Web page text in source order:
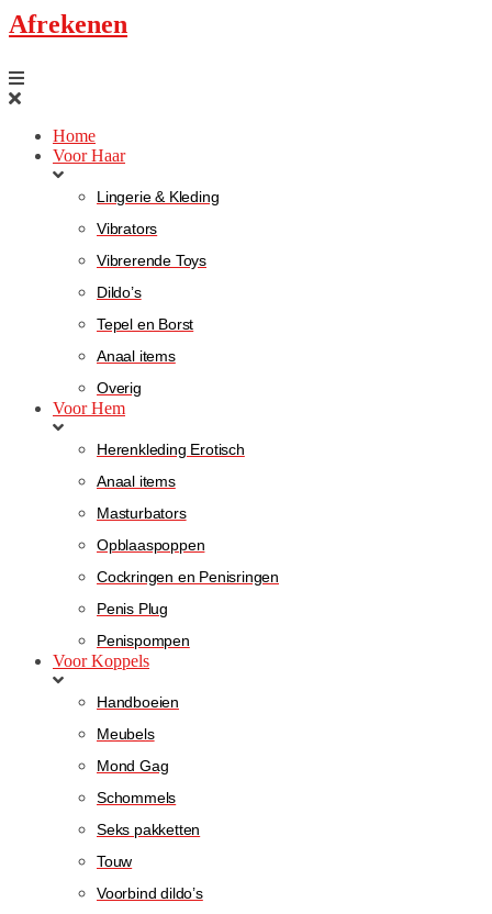
Afrekenen
Home
Voor Haar
Lingerie & Kleding
Vibrators
Vibrerende Toys
Dildo’s
Tepel en Borst
Anaal items
Overig
Voor Hem
Herenkleding Erotisch
Anaal items
Masturbators
Opblaaspoppen
Cockringen en Penisringen
Penis Plug
Penispompen
Voor Koppels
Handboeien
Meubels
Mond Gag
Schommels
Seks pakketten
Touw
Voorbind dildo’s